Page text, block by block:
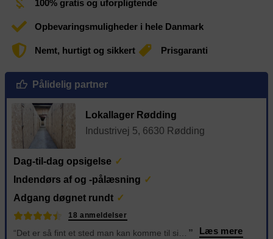
100% gratis og uforpligtende
Opbevaringsmuligheder i hele Danmark
Nemt, hurtigt og sikkert Prisgaranti
Pålidelig partner
Lokallager Rødding
Industrivej 5, 6630 Rødding
Dag-til-dag opsigelse
Indendørs af og -pålæsning
Adgang døgnet rundt
18 anmeldelser
” Læs mere